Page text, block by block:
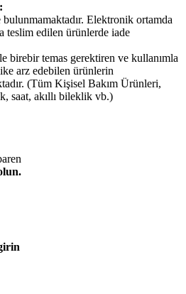
Elektronik ortamda
teslim edilen ürünlerde iade
birebir temas gerektiren ve kullanımla
arz edebilen ürünlerin
(Tüm Kişisel Bakım Ürünleri,
saat, akıllı bileklik vb.)